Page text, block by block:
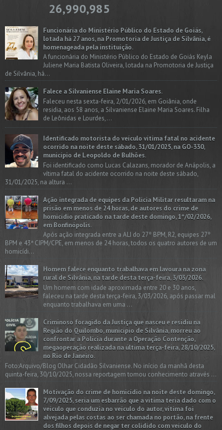
26,990,985
Funcionária do Ministério Público do Estado de Goiás,
lotada há 27 anos, na Promotoria de Justiça de Silvânia, é
homenageada pela instituição.
A funcionária do Ministério Público do Estado de Goiás Keyla
Juliene Maria Batista Oliveira, lotada na Promotoria de Justiça
de Silvânia, há...
Falece a Silvaniense Elaine Maria Soares.
Faleceu nesta sexta-feira, 2/01/2026, em Goiânia, onde
residia, aos 58 anos, a Silvaniense Elaine Maria Soares. Filha
de Leônidas e Lourdes,...
Identificado motorista do veículo vítima fatal no acidente
ocorrido na noite deste sábado, 31/01/2025, na GO-330,
município de Leopoldo de Bulhões.
Foi identificado como Lucas Calazans, morador de Anápolis, a
vítima fatal do acidente ocorrido na noite deste sábado,
31/01/2025, na altura ...
Ação integrada de equipes da Policia Militar resultaram na
prisão em menos de 24 horas, de autores do crime de
homicídio praticado na tarde deste domingo, 1º/02/2026,
em Bonfinópolis.
Após ação integrada entre a ALI do 27º BPM, R2, equipes 27º
BPM e 43ª CIPM/CPE, em menos de 24 horas, todos os quatro autores de um
homicídi...
Homem falece enquanto trabalhava em lavoura na zona
rural de Silvânia, na tarde desta terça-feira, 3/03/2026.
Um homem com idade aproximada entre 20 e 30 anos,
faleceu na tarde desta terça-feira, 3/03/2026, após passar mal
enquanto trabalhava em uma ...
Criminoso foragido da Justiça que nasceu e residiu na
Região do Quilombo, município de Silvânia, morreu ao
confrontar a Polícia durante a Operação Contenção,
megaoperação realizada na última terça-feira, 28/10/2025,
no Rio de Janeiro.
Foto:Arquivo/Blog Olhar Cidadão Silvaniense. No início da manhã desta
quinta-feira, 30/10/2025, nossa reportagem tomou conhecimento através ...
Motivação do crime de homicídio na noite deste domingo,
7/09/2025, seria um esbarrão que a vitima teria dado com o
veículo que conduzia no veículo do autor, vítima foi
alvejada pelas costas ao ser chamada no portão, na frente
dos filhos depois de negar ter colidido com veículo do